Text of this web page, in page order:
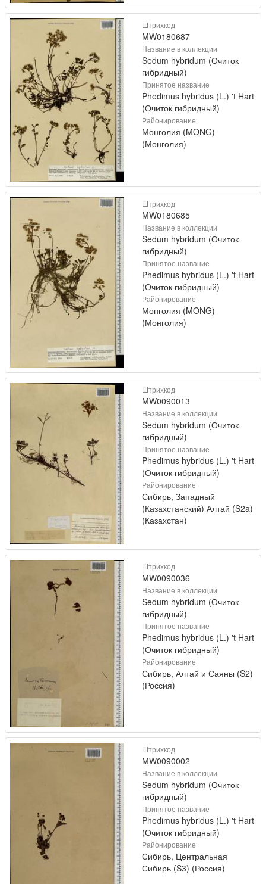
Штрихкод
MW0180687
Название в коллекции
Sedum hybridum (Очиток
гибридный)
Принятое название
Phedimus hybridus (L.) 't Hart
(Очиток гибридный)
Районирование
Монголия (MONG)
(Монголия)
Штрихкод
MW0180685
Название в коллекции
Sedum hybridum (Очиток
гибридный)
Принятое название
Phedimus hybridus (L.) 't Hart
(Очиток гибридный)
Районирование
Монголия (MONG)
(Монголия)
Штрихкод
MW0090013
Название в коллекции
Sedum hybridum (Очиток
гибридный)
Принятое название
Phedimus hybridus (L.) 't Hart
(Очиток гибридный)
Районирование
Сибирь, Западный
(Казахстанский) Алтай (S2a)
(Казахстан)
Штрихкод
MW0090036
Название в коллекции
Sedum hybridum (Очиток
гибридный)
Принятое название
Phedimus hybridus (L.) 't Hart
(Очиток гибридный)
Районирование
Сибирь, Алтай и Саяны (S2)
(Россия)
Штрихкод
MW0090002
Название в коллекции
Sedum hybridum (Очиток
гибридный)
Принятое название
Phedimus hybridus (L.) 't Hart
(Очиток гибридный)
Районирование
Сибирь, Центральная
Сибирь (S3) (Россия)